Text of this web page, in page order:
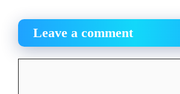
Leave a comment